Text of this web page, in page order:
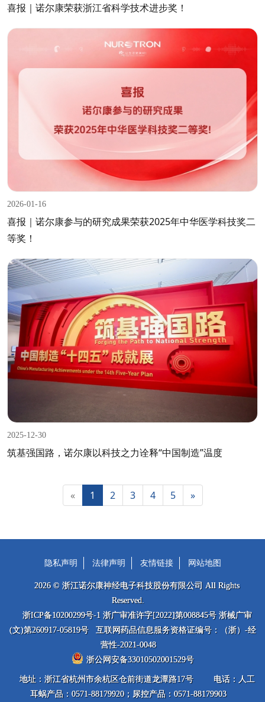
喜报｜诺尔康荣获浙江省科学技术进步奖！
2026-01-16
喜报｜诺尔康参与的研究成果荣获2025年中华医学科技奖二
等奖！
2025-12-30
筑基强国路，诺尔康以科技之力诠释“中国制造”温度
« 1 2 3 4 5 »
隐私声明 法律声明 友情链接 网站地图
2026 © 浙江诺尔康神经电子科技股份有限公司 All Rights
Reserved.
浙ICP备10200299号-1 浙广审准许字[2022]第008845号 浙械广审
(文)第260917-05819号 互联网药品信息服务资格证编号：（浙）-经
营性-2021-0048
浙公网安备33010502001529号
地址：浙江省杭州市余杭区仓前街道龙潭路17号
电话：人工
耳蜗产品：0571-88179920；尿控产品：0571-88179903